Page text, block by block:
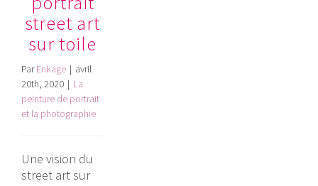
street art
sur toile
ParEnkage | avril
20th, 2020 | La
peinture de portrait
et la photographie
Une vision du
street art sur